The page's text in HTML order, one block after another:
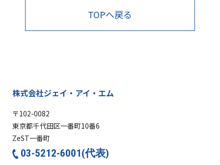
TOPへ戻る
株式会社ジェイ・アイ・エム
〒102-0082
東京都千代田区一番町10番6
ZeST一番町
03-5212-6001(代表)